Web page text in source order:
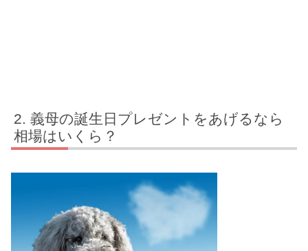
義母の誕生日プレゼントをあげるなら
相場はいくら？